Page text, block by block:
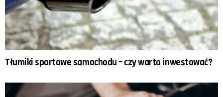
Tłumiki sportowe samochodu – czy warto inwestować?